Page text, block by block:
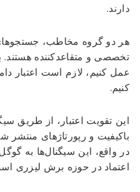
دارند.
هر دو گروه مخاطب، جستجوهای
تخصصی و متقاعدکننده هستند.
عمل کنیم، لازم است اعتبار
کنیم.
این تقویت اعتبار، از طریق
باکیفیت و رپورتاژهای
در واقع، این سیگنال‌ها به
اعتماد در حوزه برش لیزری